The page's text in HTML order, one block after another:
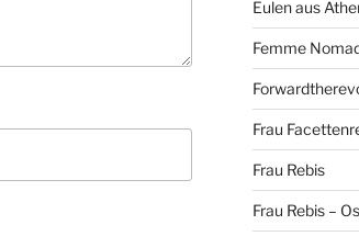
Eulen aus
Femme
Frau
Frau Rebis
Frau Rebis –